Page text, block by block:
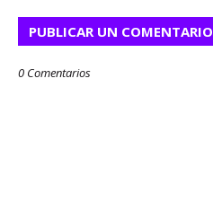
PUBLICAR UN COMENTARIO
0 Comentarios